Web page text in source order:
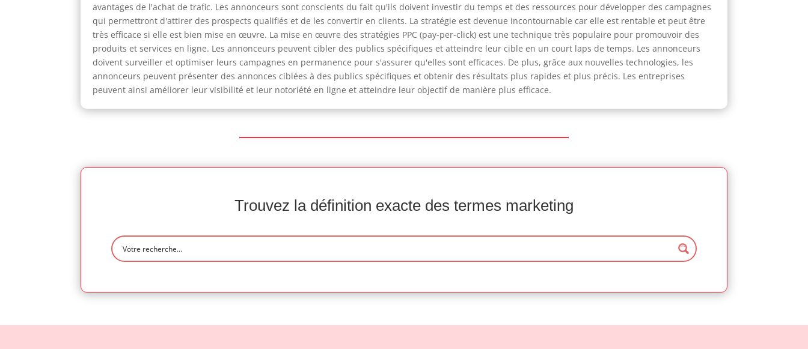
avantages de l'achat de trafic. Les annonceurs sont conscients du fait qu'ils doivent investir du temps et des ressources pour développer des campagnes
qui permettront d'attirer des prospects qualifiés et de les convertir en clients. La stratégie est devenue incontournable car elle est rentable et peut être
très efficace si elle est bien mise en œuvre. La mise en œuvre des stratégies PPC (pay-per-click) est une technique très populaire pour promouvoir des
produits et services en ligne. Les annonceurs peuvent cibler des publics spécifiques et atteindre leur cible en un court laps de temps. Les annonceurs
doivent surveiller et optimiser leurs campagnes en permanence pour s'assurer qu'elles sont efficaces. De plus, grâce aux nouvelles technologies, les
annonceurs peuvent présenter des annonces ciblées à des publics spécifiques et obtenir des résultats plus rapides et plus précis. Les entreprises
peuvent ainsi améliorer leur visibilité et leur notoriété en ligne et atteindre leur objectif de manière plus efficace.
Trouvez la définition exacte des termes marketing